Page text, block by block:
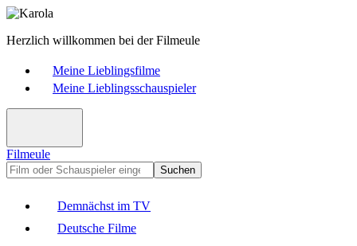
Herzlich willkommen bei der Filmeule
Meine Lieblingsfilme
Meine Lieblingsschauspieler
Filmeule
Suchen
Demnächst im TV
Deutsche Filme